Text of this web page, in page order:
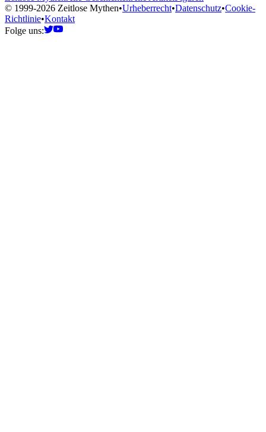
© 1999-2026 Zeitlose Mythen•Urheberrecht•Datenschutz•Cookie-
Richtlinie•Kontakt
Folge uns: